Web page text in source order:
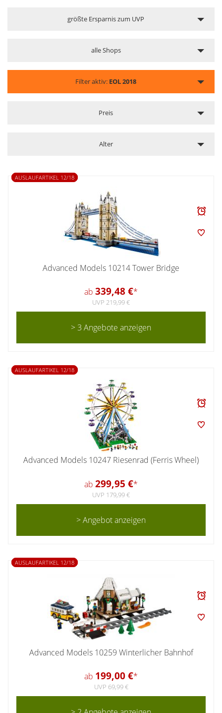
größte Ersparnis zum UVP
alle Shops
Filter aktiv: EOL 2018
Preis
Alter
AUSLAUFARTIKEL 12/18
Advanced Models 10214 Tower Bridge
ab 339,48 €*
UVP 219,99 €
> 3 Angebote anzeigen
AUSLAUFARTIKEL 12/18
Advanced Models 10247 Riesenrad (Ferris Wheel)
ab 299,95 €*
UVP 179,99 €
> Angebot anzeigen
AUSLAUFARTIKEL 12/18
Advanced Models 10259 Winterlicher Bahnhof
ab 199,00 €*
UVP 69,99 €